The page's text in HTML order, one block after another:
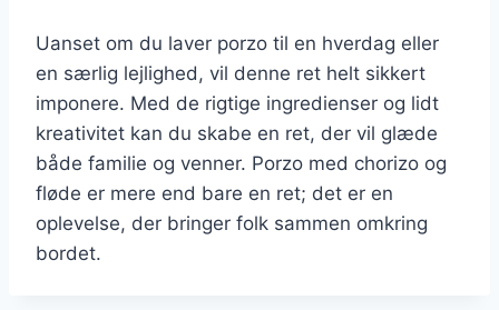
Uanset om du laver porzo til en hverdag eller
en særlig lejlighed, vil denne ret helt sikkert
imponere. Med de rigtige ingredienser og lidt
kreativitet kan du skabe en ret, der vil glæde
både familie og venner. Porzo med chorizo og
fløde er mere end bare en ret; det er en
oplevelse, der bringer folk sammen omkring
bordet.